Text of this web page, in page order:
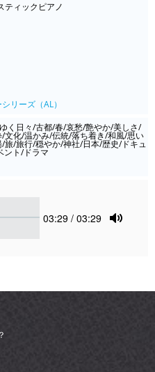
ティックピアノ
リーズ（AL）
く日々/古都/春/哀愁/艶やか/美しさ/
文化/温かみ/伝統/落ち着き/和風/思い
旅/旅行/穏やか/神社/日本/歴史/ドキュ
ント/ドラマ
Current
03:29 / 03:29